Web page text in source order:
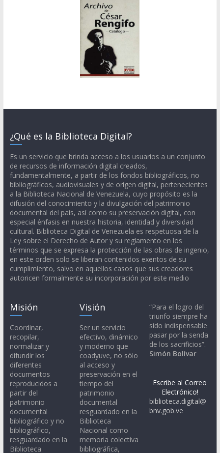
¿Qué es la Biblioteca Digital?
Es un servicio que brinda acceso a los usuarios a un conjunto
de recursos de información digital creados,
fundamentalmente, a partir de los fondos bibliográficos, no
bibliográficos, audiovisuales y de origen digital, pertenecientes
a la Biblioteca Nacional de Venezuela, cuyo propósito es la
difusión del conocimiento y la divulgación del patrimonio
documental del país, así como su preservación digital, con
especial énfasis en nuestra historia, identidad y diversidad
cultural. Biblioteca Digital de Venezuela es respetuosa de la
Ley sobre el Derecho de Autor y su reglamento en los
términos que se expresa la protección de las obras de ingenio,
en este orden solo se liberan contenidos exentos de su
cumplimiento, salvo en aquellos casos que sus creadores
autoricen formalmente su incorporación por este medio
Misión
Coordinar,
recopilar,
normalizar y
difundir los
diferentes
documentos
reproducidos a
partir del
patrimonio
documental
bibliográfico y no
bibliográfico,
resguardado en la
Biblioteca
Visión
Ser un servicio
efectivo, dinámico
y moderno que
coadyuve, no sólo
al acceso y
preservación en el
tiempo del
patrimonio
documental
resguardado en la
Biblioteca
Nacional como
memoria colectiva
bibliográfica,
“Para el logro del
triunfo siempre ha
sido indispensable
pasar por la senda
de los sacrificios”.
Simón Bolívar
Escribe al Correo
Electrónico!
biblioteca.digital@
bnv.gob.ve